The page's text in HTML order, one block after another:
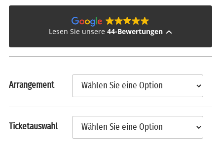
Lesen Sie unsere 44-Bewertungen
Arrangement
Ticketauswahl